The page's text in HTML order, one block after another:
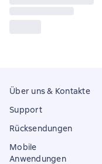
Über uns & Kontakte
Support
Rücksendungen
Mobile
Anwendungen